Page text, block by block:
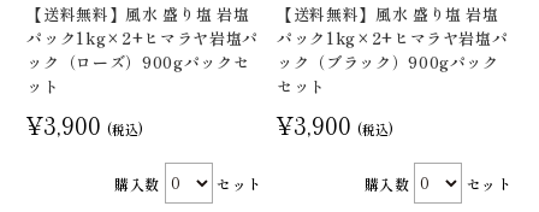
【送料無料】風水 盛り塩 岩塩
パック1kg×2+ヒマラヤ岩塩パ
ック（ローズ）900gパックセ
ット
¥3,900 (税込)
購入数 セット
【送料無料】風水 盛り塩 岩塩
パック1kg×2+ヒマラヤ岩塩パ
ック（ブラック）900gパック
セット
¥3,900 (税込)
購入数 セット